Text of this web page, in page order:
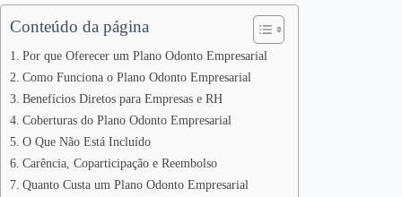
Conteúdo da página
Por que Oferecer um Plano Odonto Empresarial
Como Funciona o Plano Odonto Empresarial
Benefícios Diretos para Empresas e RH
Coberturas do Plano Odonto Empresarial
O Que Não Está Incluído
Carência, Coparticipação e Reembolso
Quanto Custa um Plano Odonto Empresarial